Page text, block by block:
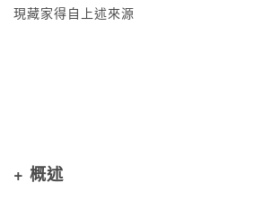
現藏家得自上述來源
+ 概述